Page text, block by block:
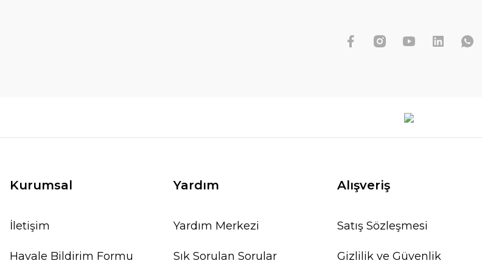
TÜKENDİ
Kurumsal
İletişim
Havale Bildirim Formu
Yardım
Yardım Merkezi
Sık Sorulan Sorular
Alışveriş
Satış Sözleşmesi
Gizlilik ve Güvenlik